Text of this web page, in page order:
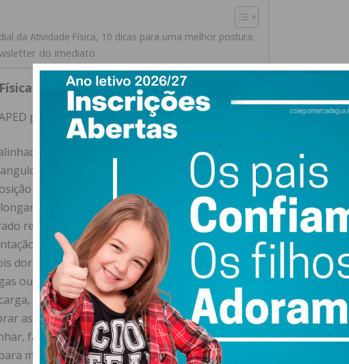
da Atividade Física, 10 dicas para uma melhor postura:
do Imediato
10 dicas para uma melhor postura:
para uma melhor postura, no Dia Mundial da Atividade Física:
e encostada às costas da cadeira, com os pés pousados no
de 90° e a cabeça virada para a frente, alinhada com o tronco;
durante muito tempo, procure fazer intervalos curtos e
musculares;
regularmente, especialmente depois de muitas horas sentado;
técnica adequada, no sentido de evitar compensações
dor ou lesão músculo-esquelética;
ou pesos, colocar-se com os pés separados ao nível dos ombros
fletir os joelhos e manter o peso equilibrado nos dois lados do
as costas para a frente;
faça-o para aliar a sua saúde física à mental. Bastam 30 a 40
manter a condição física e equilibrar a saúde, evitando o